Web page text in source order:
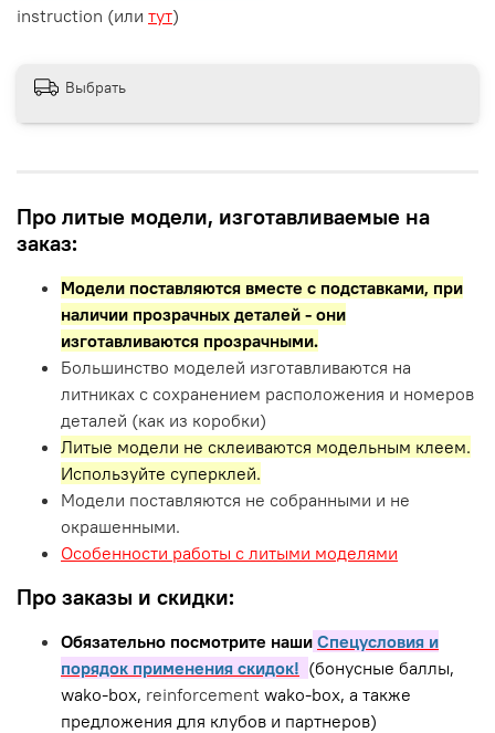
instruction (или тут)
Выбрать
Про литые модели, изготавливаемые на
заказ:
Модели поставляются вместе с подставками, при
наличии прозрачных деталей - они
изготавливаются прозрачными.
Большинство моделей изготавливаются на
литниках с сохранением расположения и номеров
деталей (как из коробки)
Литые модели не склеиваются модельным клеем.
Используйте суперклей.
Модели поставляются не собранными и не
окрашенными.
Особенности работы с литыми моделями
Про заказы и скидки:
Обязательно посмотрите наши Спецусловия и
порядок применения скидок! (бонусные баллы,
wako-box, reinforcement wako-box, а также
предложения для клубов и партнеров)